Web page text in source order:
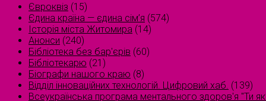
Євроквіз (15)
Єдина країна — єдина сім’я (574)
Історія міста Житомира (14)
Анонси (240)
Бібліотека без бар'єрів (60)
Бібліотекарю (21)
Біографи нашого краю (8)
Відділ інноваційних технологій. Цифровий хаб. (139)
Всеукраїнська програма ментального здоров'я "Ти